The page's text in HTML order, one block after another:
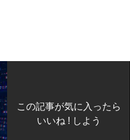
この記事が気に入ったら
いいね ! しよう